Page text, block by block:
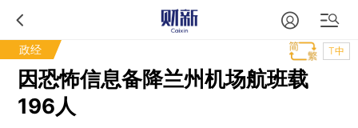
政经 T中
因恐怖信息备降兰州机场航班载
196人